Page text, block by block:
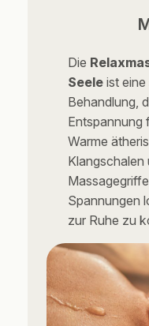
Die
Seeleist eine
Behandlung,
Entspannung
Warme
Klangschalen
Spannungen
zur Ruhe zu